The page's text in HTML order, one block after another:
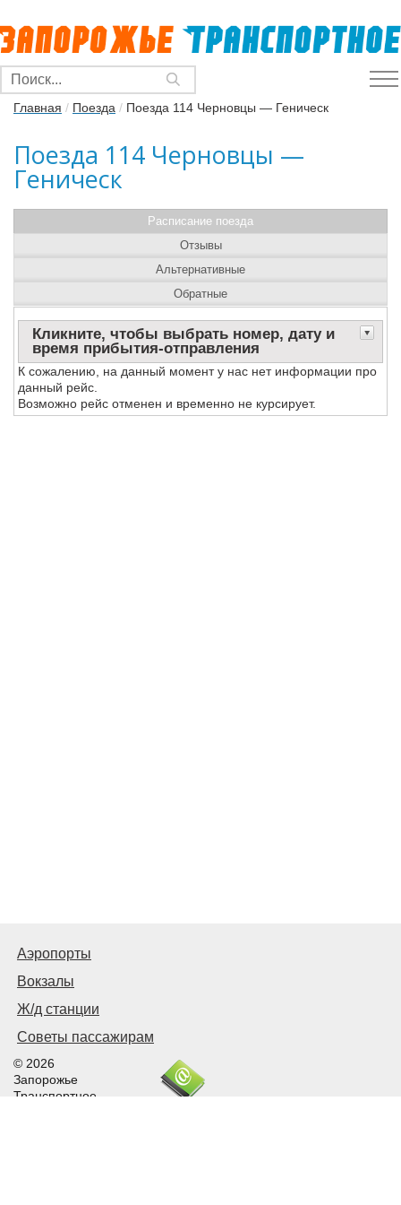
Главная / Поезда / Поезда 114 Черновцы — Геническ
Поезда 114 Черновцы —
Геническ
Расписание поезда
Кликните, чтобы выбрать номер, дату и
время прибытия-отправления
К сожалению, на данный момент у нас нет информации про
данный рейс.
Возможно рейс отменен и временно не курсирует.
Отзывы
Альтернативные
Обратные
Аэропорты
Вокзалы
Ж/д станции
Советы пассажирам
© 2026
Запорожье
Транспортное
Связаться с нами